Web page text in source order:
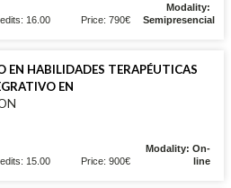
16.00 Price: 790€
Modality:
Semipresencial
EN HABILIDADES TERAPÉUTICAS
EN
15.00 Price: 900€
Modality: On-
line